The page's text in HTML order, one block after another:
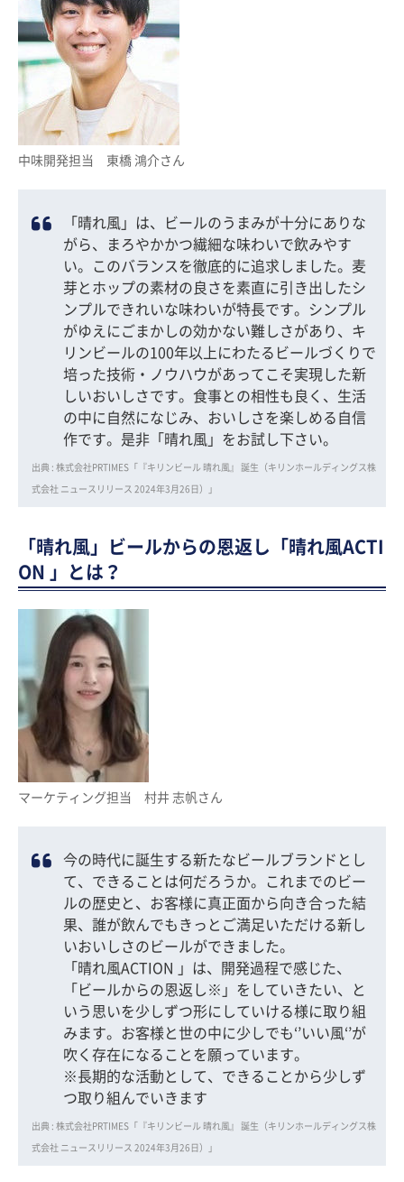
中味開発担当 東橋 鴻介さん
「晴れ風」は、ビールのうまみが十分にありな
がら、まろやかかつ繊細な味わいで飲みやす
い。このバランスを徹底的に追求しました。麦
芽とホップの素材の良さを素直に引き出したシ
ンプルできれいな味わいが特長です。シンプル
がゆえにごまかしの効かない難しさがあり、キ
リンビールの100年以上にわたるビールづくりで
培った技術・ノウハウがあってこそ実現した新
しいおいしさです。食事との相性も良く、生活
の中に自然になじみ、おいしさを楽しめる自信
作です。是非「晴れ風」をお試し下さい。
出典 : 株式会社PRTIMES「『キリンビール 晴れ風』 誕生（キリンホールディングス株
式会社 ニュースリリース 2024年3月26日）」
「晴れ風」ビールからの恩返し「晴れ風ACTI
ON 」とは？
マーケティング担当 村井 志帆さん
今の時代に誕生する新たなビールブランドとし
て、できることは何だろうか。これまでのビー
ルの歴史と、お客様に真正面から向き合った結
果、誰が飲んでもきっとご満足いただける新し
いおいしさのビールができました。
「晴れ風ACTION 」は、開発過程で感じた、
「ビールからの恩返し※」をしていきたい、と
いう思いを少しずつ形にしていける様に取り組
みます。お客様と世の中に少しでも‘’いい風‘’が
吹く存在になることを願っています。
※長期的な活動として、できることから少しず
つ取り組んでいきます
出典 : 株式会社PRTIMES「『キリンビール 晴れ風』 誕生（キリンホールディングス株
式会社 ニュースリリース 2024年3月26日）」